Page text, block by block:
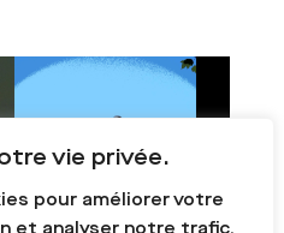
vie privée.
pour améliorer votre